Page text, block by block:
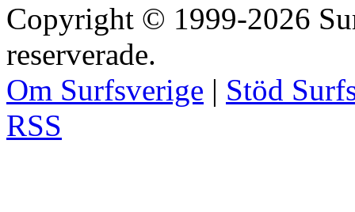
Copyright © 1999-2026
reserverade.
Om Surfsverige | Stöd
RSS